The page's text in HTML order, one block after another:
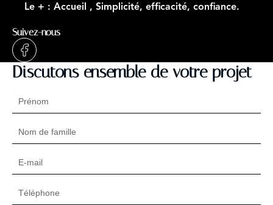
Le + : Accueil , Simplicité, efficacité, confiance.
Suivez-nous
Discutons ensemble de votre projet